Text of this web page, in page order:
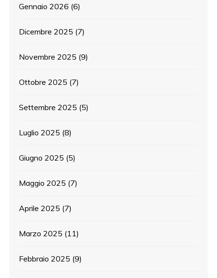
Gennaio 2026 (6)
Dicembre 2025 (7)
Novembre 2025 (9)
Ottobre 2025 (7)
Settembre 2025 (5)
Luglio 2025 (8)
Giugno 2025 (5)
Maggio 2025 (7)
Aprile 2025 (7)
Marzo 2025 (11)
Febbraio 2025 (9)